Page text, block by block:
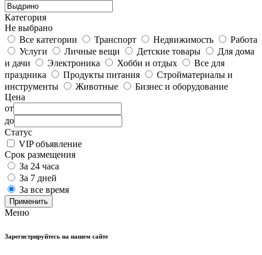
Категория
Не выбрано
Все категории
Транспорт Недвижимость
Работа
Услуги
Личные вещи Детские товары
Для дома
и дачи
Электроника Хобби и отдых
Все для
праздника
Продукты питания
Стройматериалы и
инструменты
Животные
Бизнес и оборудование
Цена
от
до
Статус
VIP объявление
Срок размещения
За 24 часа
За 7 дней
За все время
Применить
Меню
Зарегистрируйтесь на нашем сайте